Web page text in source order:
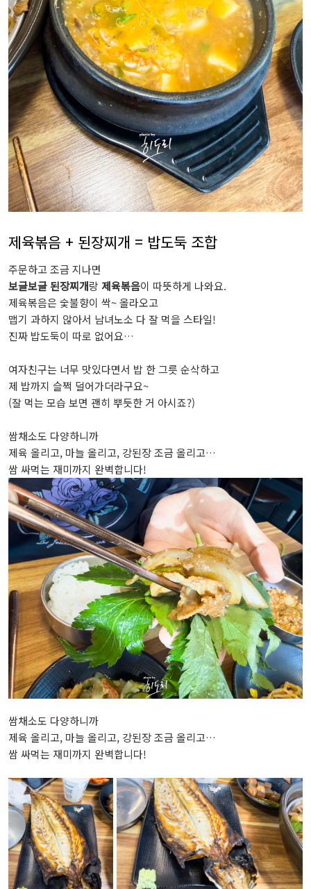
제육볶음 + 된장찌개 = 밥도둑 조합
주문하고 조금 지나면
보글보글 된장찌개랑 제육볶음이 따뜻하게 나와요.
제육볶음은 숯불향이 싹~ 올라오고
맵기 과하지 않아서 남녀노소 다 잘 먹을 스타일!
진짜 밥도둑이 따로 없어요…
여자친구는 너무 맛있다면서 밥 한 그릇 순삭하고
제 밥까지 슬쩍 덜어가더라구요~
(잘 먹는 모습 보면 괜히 뿌듯한 거 아시죠?)
쌈채소도 다양하니까
제육 올리고, 마늘 올리고, 강된장 조금 올리고…
쌈 싸먹는 재미까지 완벽합니다!
쌈채소도 다양하니까
제육 올리고, 마늘 올리고, 강된장 조금 올리고…
쌈 싸먹는 재미까지 완벽합니다!